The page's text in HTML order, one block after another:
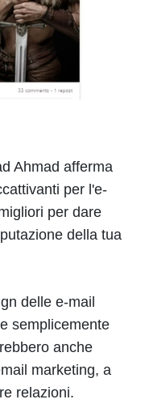
Ahmad afferma
per l'e-
per dare
della tua
delle e-mail
semplicemente
anche
marketing, a
relazioni.